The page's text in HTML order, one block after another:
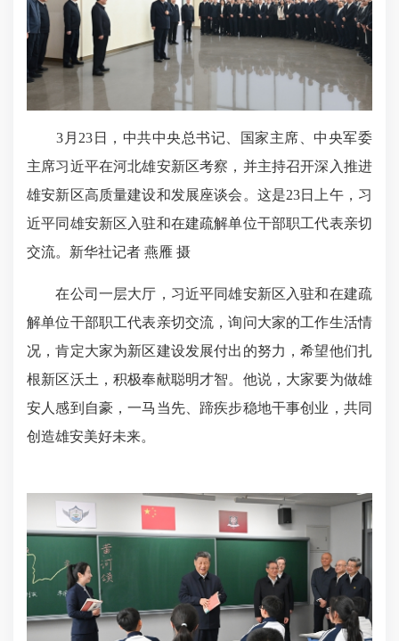
3月23日，中共中央总书记、国家主席、中央军委
主席习近平在河北雄安新区考察，并主持召开深入推进
雄安新区高质量建设和发展座谈会。这是23日上午，习
近平同雄安新区入驻和在建疏解单位干部职工代表亲切
交流。新华社记者 燕雁 摄
在公司一层大厅，习近平同雄安新区入驻和在建疏
解单位干部职工代表亲切交流，询问大家的工作生活情
况，肯定大家为新区建设发展付出的努力，希望他们扎
根新区沃土，积极奉献聪明才智。他说，大家要为做雄
安人感到自豪，一马当先、蹄疾步稳地干事创业，共同
创造雄安美好未来。